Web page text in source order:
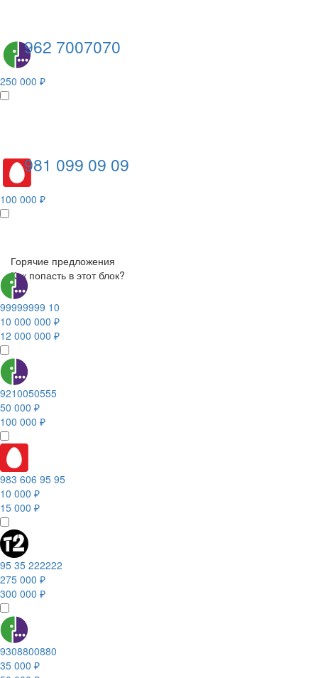
962 7007070
250 000 ₽
981 099 09 09
100 000 ₽
Горячие предложения
Как попасть в этот блок?
99999999 10
10 000 000 ₽
12 000 000 ₽
9210050555
50 000 ₽
100 000 ₽
983 606 95 95
10 000 ₽
15 000 ₽
95 35 222222
275 000 ₽
300 000 ₽
9308800880
35 000 ₽